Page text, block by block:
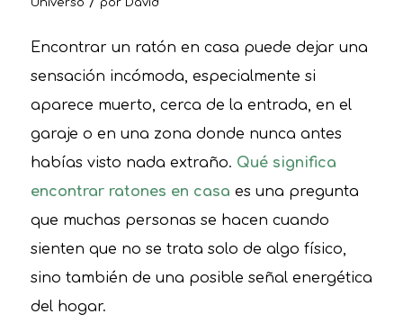
Encontrar un ratón en casa puede dejar una
sensación incómoda, especialmente si
aparece muerto, cerca de la entrada, en el
garaje o en una zona donde nunca antes
habías visto nada extraño. Qué significa
encontrar ratones en casa es una pregunta
que muchas personas se hacen cuando
sienten que no se trata solo de algo físico,
sino también de una posible señal energética
del hogar.